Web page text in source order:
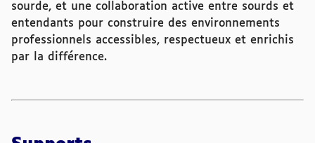
sourde, et une collaboration active entre sourds et
entendants pour construire des environnements
professionnels accessibles, respectueux et enrichis
par la différence.